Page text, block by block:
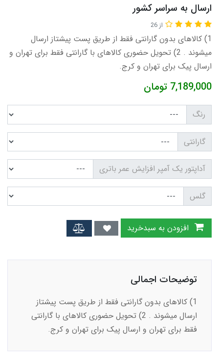
ارسال به سراسر کشور
از 26
1) کالاهای بدون گارانتی فقط از طریق پست پیشتاز ارسال
میشوند . 2) تحویل حضوری کالاهای با گارانتی فقط برای تهران و
ارسال پیک برای تهران و کرج.
7,189,000 تومان
رنگ
گارانتی
آداپتور یک آمپر افزایش عمر باتری
گلس
توضیحات اجمالی
1) کالاهای بدون گارانتی فقط از طریق پست پیشتاز
ارسال میشوند . 2) تحویل حضوری کالاهای با گارانتی
فقط برای تهران و ارسال پیک برای تهران و کرج.